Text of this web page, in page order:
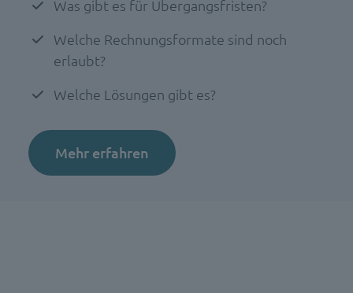
Was gibt es für Übergangsfristen?
Welche Rechnungsformate sind noch
erlaubt?
Welche Lösungen gibt es?
Mehr erfahren